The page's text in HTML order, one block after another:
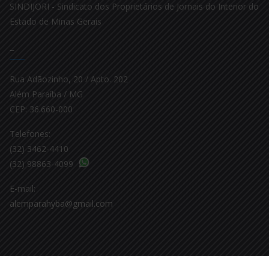
SINDIJORI - Sindicato dos Proprietários de Jornais do Interior do
Estado de Minas Gerais
–
Rua Adãozinho, 20 / Apto. 202
Além Paraíba / MG
CEP: 36.660-000
Telefones:
(32) 3462-4410
(32) 98863-4099
E-mail:
alemparahyba@gmail.com